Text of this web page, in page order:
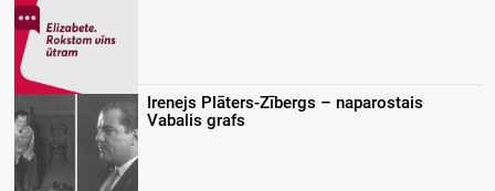
Irenejs Plāters-Zībergs – naparostais
Vabalis grafs